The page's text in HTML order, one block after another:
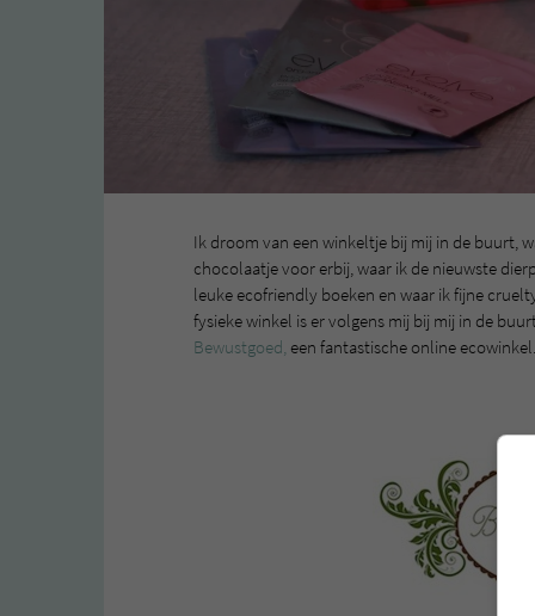
Ik droom van een winkeltje bij mij in de buurt,
chocolaatje voor erbij, waar ik de nieuwste
leuke ecofriendly boeken en waar ik fijne
fysieke winkel is er volgens mij bij mij in de
Bewustgoed, een fantastische online ecowinkel.